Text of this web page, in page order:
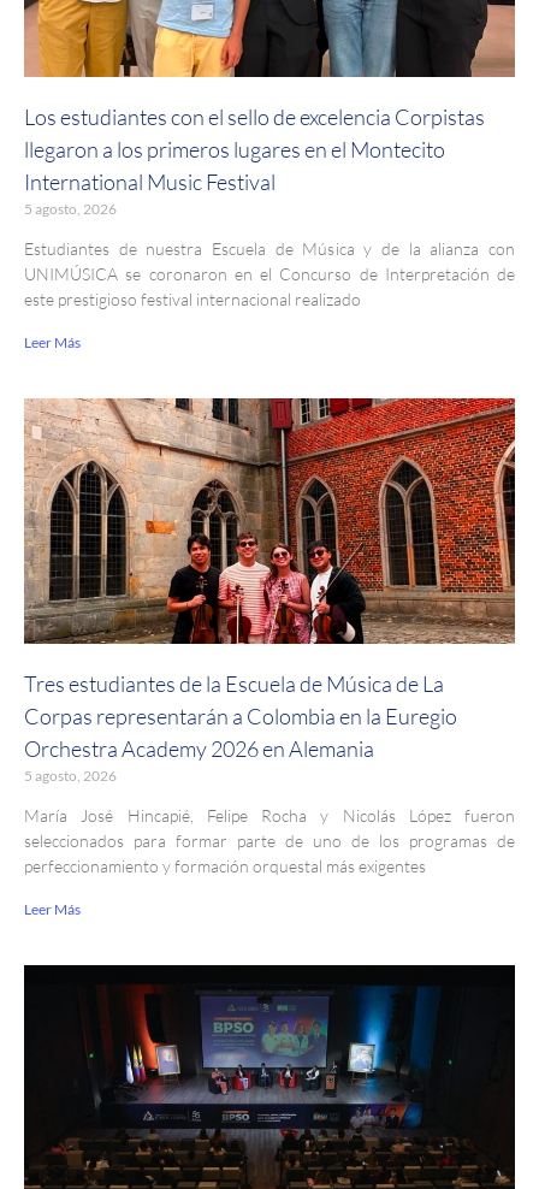
Los estudiantes con el sello de excelencia Corpistas
llegaron a los primeros lugares en el Montecito
International Music Festival
5 agosto, 2026
Estudiantes de nuestra Escuela de Música y de la alianza con
UNIMÚSICA se coronaron en el Concurso de Interpretación de
este prestigioso festival internacional realizado
Leer Más
Tres estudiantes de la Escuela de Música de La
Corpas representarán a Colombia en la Euregio
Orchestra Academy 2026 en Alemania
5 agosto, 2026
María José Hincapié, Felipe Rocha y Nicolás López fueron
seleccionados para formar parte de uno de los programas de
perfeccionamiento y formación orquestal más exigentes
Leer Más